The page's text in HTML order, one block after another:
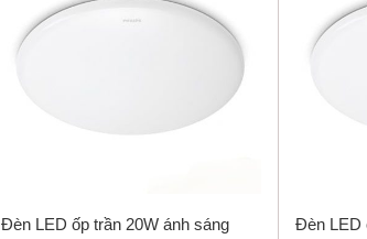
Đèn LED ốp trần 20W ánh sáng
Đèn LED